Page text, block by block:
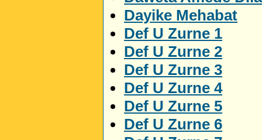
Dayike Mehabat
Def U Zurne 1
Def U Zurne 2
Def U Zurne 3
Def U Zurne 4
Def U Zurne 5
Def U Zurne 6